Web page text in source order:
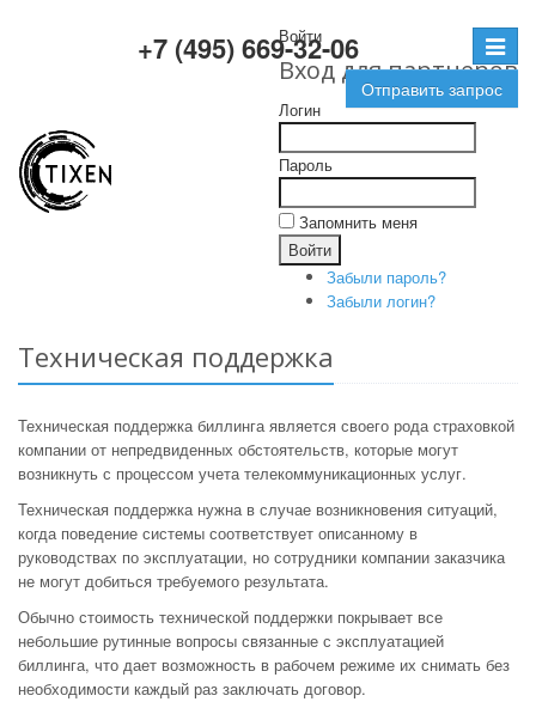
+7 (495) 669-32-06
Toggle
Отправить запрос
Войти
Вход для партнеров
Логин
Пароль
Запомнить меня
Забыли пароль?
Забыли логин?
Техническая поддержка
Техническая поддержка биллинга является своего рода страховкой
компании от непредвиденных обстоятельств, которые могут
возникнуть с процессом учета телекоммуникационных услуг.
Техническая поддержка нужна в случае возникновения ситуаций,
когда поведение системы соответствует описанному в
руководствах по эксплуатации, но сотрудники компании заказчика
не могут добиться требуемого результата.
Обычно стоимость технической поддержки покрывает все
небольшие рутинные вопросы связанные с эксплуатацией
биллинга, что дает возможность в рабочем режиме их снимать без
необходимости каждый раз заключать договор.